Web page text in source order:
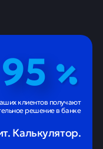
95
клиентов получают
решение в банке
Калькулятор.